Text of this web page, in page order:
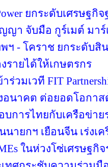
ยกระดับเศรษฐกิ
ญา จับมือ กูร์เมต์ มา
พฯ - โคราช ยกระดับ
รายได้ให้เกษตรกร
ร่วมเวที FIT
อนาคต ต่อยอดโอกา
บการไทยกับเครือข่าย
นายกฯ เยือนจีน เร่ง
ในห่วงโซ่เศรษฐกิ